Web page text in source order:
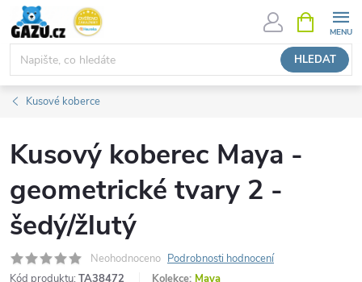
Přejít
obsah
HLEDAT
NÁKUPNÍ
KOŠÍK
Kusové koberce
Kusový koberec Maya -
geometrické tvary 2 -
šedý/žlutý
Neohodnoceno Podrobnosti hodnocení
Kód produktu: TA38472 Kolekce: Maya